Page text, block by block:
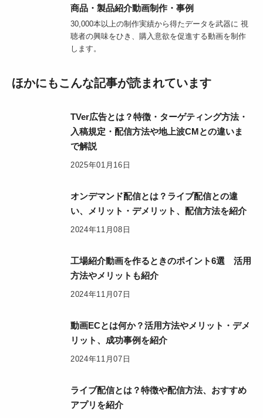
商品・製品紹介動画制作・事例
30,000本以上の制作実績から得たデータを武器に 視
聴者の興味をひき、購入意欲を促進する動画を制作
します。
ほかにもこんな記事が読まれています
TVer広告とは？特徴・ターゲティング方法・
入稿規定・配信方法や地上波CMとの違いま
で解説
2025年01月16日
オンデマンド配信とは？ライブ配信との違
い、メリット・デメリット、配信方法を紹介
2024年11月08日
工場紹介動画を作るときのポイント6選 活用
方法やメリットも紹介
2024年11月07日
動画ECとは何か？活用方法やメリット・デメ
リット、成功事例を紹介
2024年11月07日
ライブ配信とは？特徴や配信方法、おすすめ
アプリを紹介